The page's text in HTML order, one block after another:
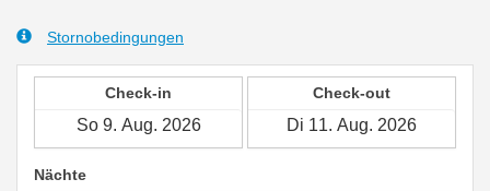
Stornobedingungen
Check-in Check-out
Nächte